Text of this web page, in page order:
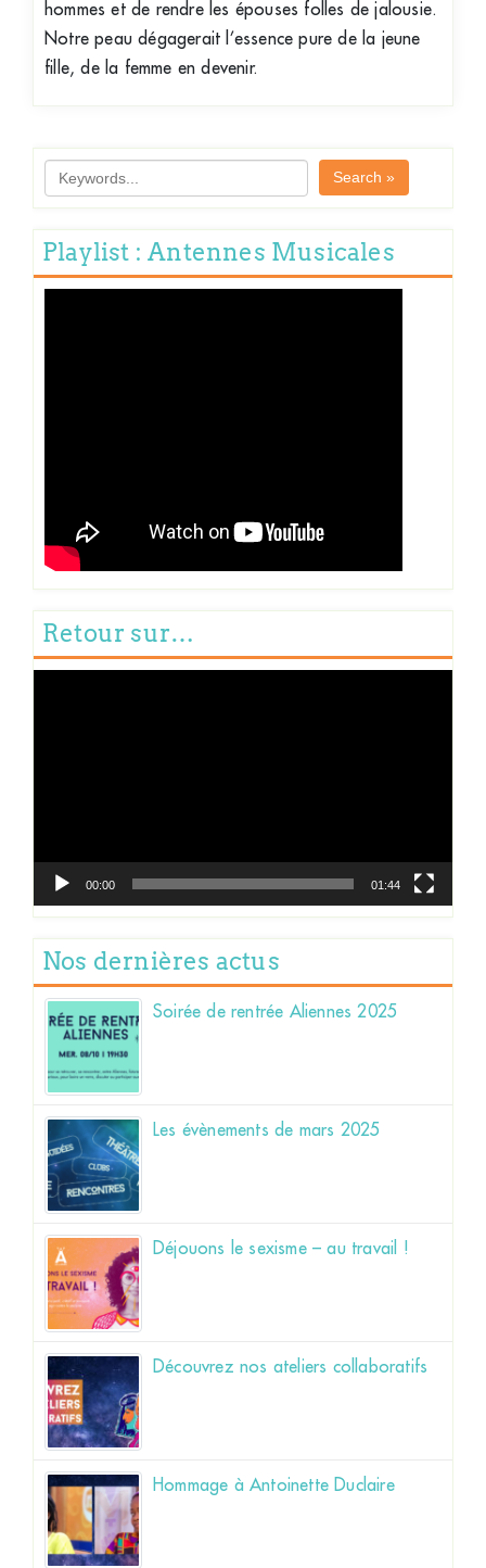
hommes et de rendre les épouses folles de jalousie.
Notre peau dégagerait l’essence pure de la jeune
fille, de la femme en devenir.
Search »
Playlist : Antennes Musicales
Retour sur…
00:00 01:44
Nos dernières actus
Soirée de rentrée Aliennes 2025
Les évènements de mars 2025
Déjouons le sexisme – au travail !
Découvrez nos ateliers collaboratifs
Hommage à Antoinette Duclaire